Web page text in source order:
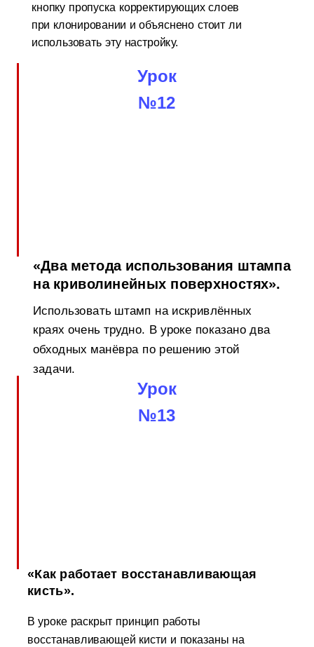
кнопку пропуска корректирующих слоев
при клонировании и объяснено стоит ли
использовать эту настройку.
Урок
№12
«Два метода использования штампа
на криволинейных поверхностях».
Использовать штамп на искривлённых
краях очень трудно. В уроке показано два
обходных манёвра по решению этой
задачи.
Урок
№13
«Как работает восстанавливающая
кисть».
В уроке раскрыт принцип работы
восстанавливающей кисти и показаны на